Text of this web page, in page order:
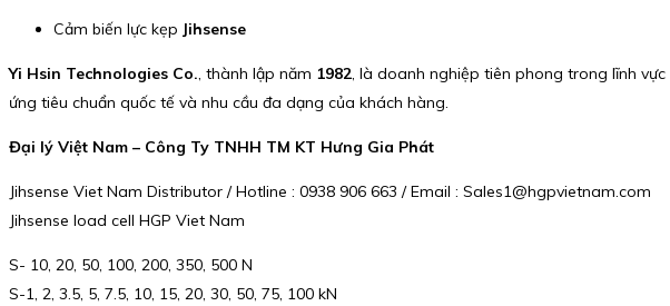
Cảm biến lực kẹp Jihsense
Yi Hsin Technologies Co., thành lập năm 1982, là doanh nghiệp tiên phong trong lĩnh vực
ứng tiêu chuẩn quốc tế và nhu cầu đa dạng của khách hàng.
Đại lý Việt Nam – Công Ty TNHH TM KT Hưng Gia Phát
Jihsense Viet Nam Distributor / Hotline : 0938 906 663 / Email : Sales1@hgpvietnam.com
Jihsense load cell HGP Viet Nam
S- 10, 20, 50, 100, 200, 350, 500 N
S-1, 2, 3.5, 5, 7.5, 10, 15, 20, 30, 50, 75, 100 kN